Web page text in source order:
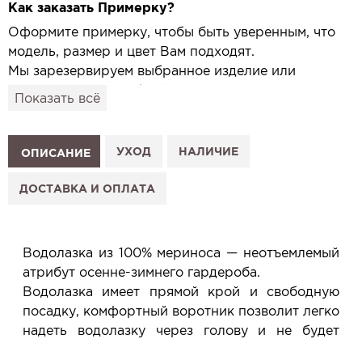
Как заказать Примерку?
Оформите примерку, чтобы быть уверенным, что
модель, размер и цвет Вам подходят.
Мы зарезервируем выбранное изделие или
привезём его в удобный для вас салон и
1. Выберите изделие на сайте.
2. Нажмите «Заказать примерку» и выберите салон.
3. Заполните форму и отправьте заявку.
Услуга бесплатная и ни к чему не обязывает: Вы
примеряете в салоне и уже на месте решаете,
покупать или нет.
Планируйте визит в удобное для Вас время -
резерв действует 5 дней.
Показать всё
ОПИСАНИЕ УХОД НАЛИЧИЕ
ДОСТАВКА И ОПЛАТА
Водолазка из 100% мериноса — неотъемлемый
атрибут осенне-зимнего гардероба.
Водолазка имеет прямой крой и свободную
посадку, комфортный воротник позволит легко
надеть водолазку через голову и не будет